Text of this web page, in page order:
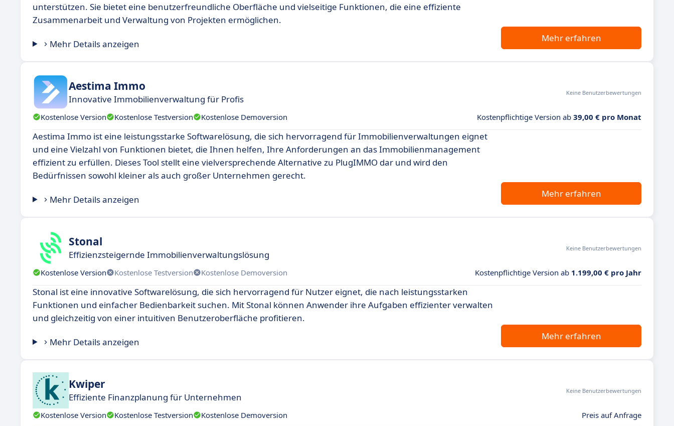
unterstützen. Sie bietet eine benutzerfreundliche Oberfläche und vielseitige Funktionen, die eine effiziente
Zusammenarbeit und Verwaltung von Projekten ermöglichen.
Mehr Details anzeigen
Mehr erfahren
Aestima Immo
Innovative Immobilienverwaltung für Profis
Keine Benutzerbewertungen
Kostenlose Version Kostenlose Testversion Kostenlose Demoversion Kostenpflichtige Version ab 39,00 € pro Monat
Aestima Immo ist eine leistungsstarke Softwarelösung, die sich hervorragend für Immobilienverwaltungen eignet
und eine Vielzahl von Funktionen bietet, die Ihnen helfen, Ihre Anforderungen an das Immobilienmanagement
effizient zu erfüllen. Dieses Tool stellt eine vielversprechende Alternative zu PlugIMMO dar und wird den
Bedürfnissen sowohl kleiner als auch großer Unternehmen gerecht.
Mehr Details anzeigen
Mehr erfahren
Stonal
Effizienzsteigernde Immobilienverwaltungslösung
Keine Benutzerbewertungen
Kostenlose Version Kostenlose Testversion Kostenlose Demoversion Kostenpflichtige Version ab 1.199,00 € pro Jahr
Stonal ist eine innovative Softwarelösung, die sich hervorragend für Nutzer eignet, die nach leistungsstarken
Funktionen und einfacher Bedienbarkeit suchen. Mit Stonal können Anwender ihre Aufgaben effizienter verwalten
und gleichzeitig von einer intuitiven Benutzeroberfläche profitieren.
Mehr Details anzeigen
Mehr erfahren
Kwiper
Effiziente Finanzplanung für Unternehmen
Keine Benutzerbewertungen
Kostenlose Version Kostenlose Testversion Kostenlose Demoversion Preis auf Anfrage